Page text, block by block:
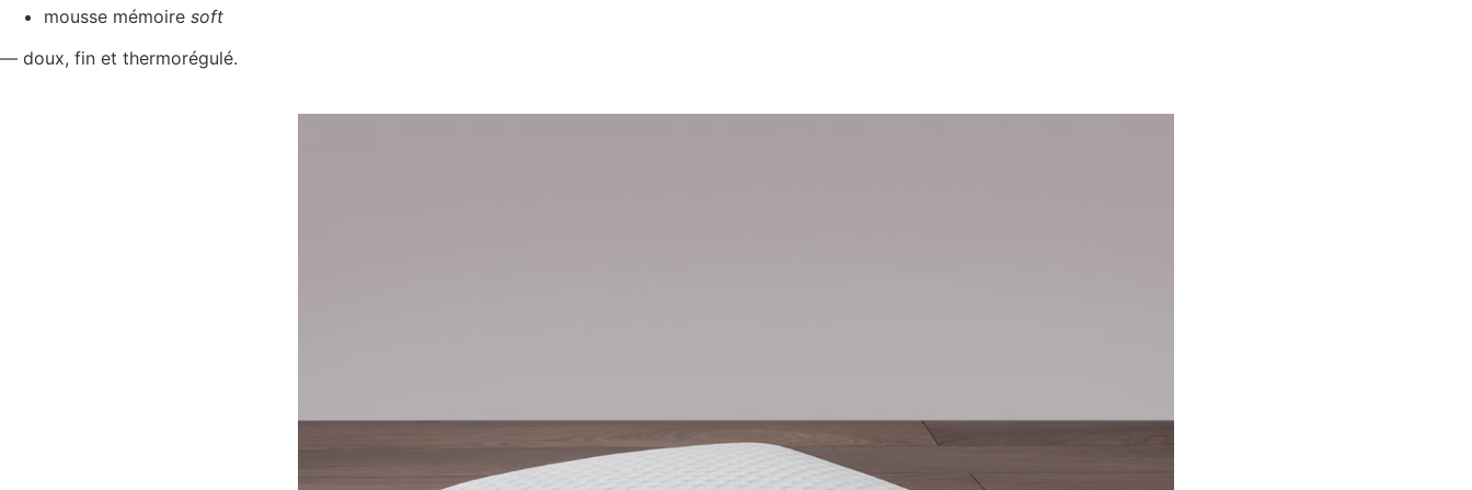
mousse mémoire soft
— doux, fin et thermorégulé.